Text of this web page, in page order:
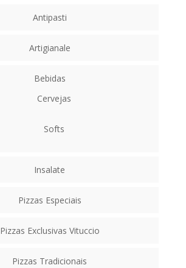
Antipasti
Artigianale
Bebidas
Cervejas
Softs
Insalate
Pizzas Especiais
Pizzas Exclusivas Vituccio
Pizzas Tradicionais